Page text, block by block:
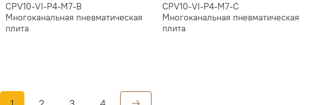
CPV10-VI-P4-M7-B
Многоканальная пневматическая
плита
CPV10-VI-P4-M7-C
Многоканальная пневматическая
плита